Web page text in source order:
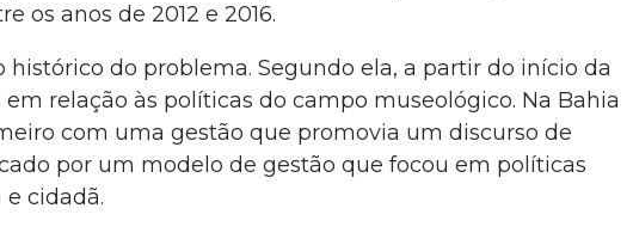
os anos de 2012 e 2016.
do problema. Segundo ela, a partir do início da
relação às políticas do campo museológico. Na Bahia
com uma gestão que promovia um discurso de
por um modelo de gestão que focou em políticas
cidadã.